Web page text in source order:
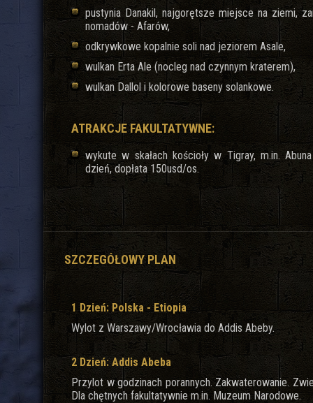
pustynia Danakil, najgorętsze miejsce na ziemi,
nomadów - Afarów,
odkrywkowe kopalnie soli nad jeziorem Asale,
wulkan Erta Ale (nocleg nad czynnym kraterem),
wulkan Dallol i kolorowe baseny solankowe.
ATRAKCJE FAKULTATYWNE:
wykute w skałach kościoły w Tigray, m.in.
dzień, dopłata 150usd/os.
SZCZEGÓŁOWY PLAN
1 Dzień: Polska - Etiopia
Wylot z Warszawy/Wrocławia do Addis Abeby.
2 Dzień: Addis Abeba
Przylot w godzinach porannych. Zakwaterowanie.
Dla chętnych fakultatywnie m.in. Muzeum Narodowe.